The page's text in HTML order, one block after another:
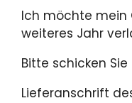
Ich möchte mein
weiteres Jahr
Bitte schicken
Lieferanschrift